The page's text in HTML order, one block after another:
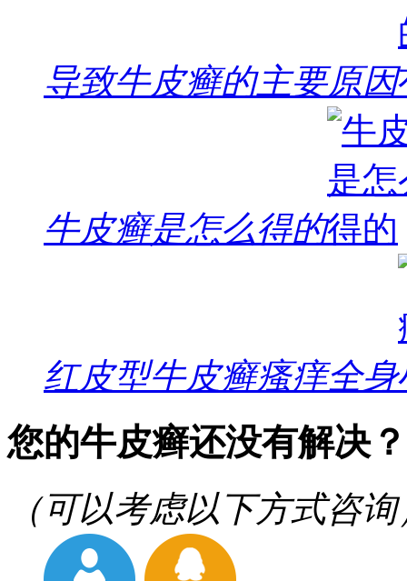
导致牛皮癣的主要原因
牛皮癣是怎么得的
红皮型牛皮癣瘙痒全身
您的牛皮癣还没有解决？
（可以考虑以下方式咨询